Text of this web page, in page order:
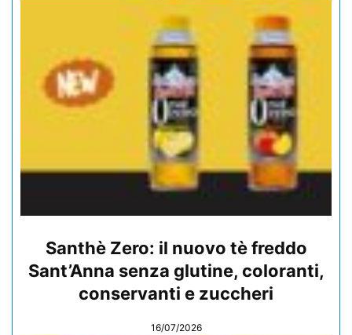
Santhè Zero: il nuovo tè freddo
Sant’Anna senza glutine, coloranti,
conservanti e zuccheri
16/07/2026